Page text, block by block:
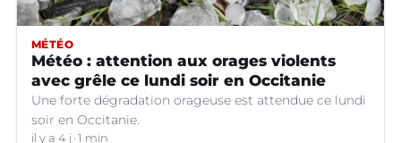
MÉTÉO
Météo : attention aux orages violents
avec grêle ce lundi soir en Occitanie
Une forte dégradation orageuse est attendue ce lundi
soir en Occitanie.
il y a 4 j 1 min